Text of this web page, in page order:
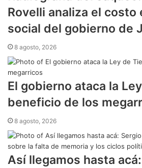
Rovelli analiza el costo
social del gobierno de
8 agosto, 2026
​El gobierno ataca la
beneficio de los
8 agosto, 2026
Así llegamos hasta